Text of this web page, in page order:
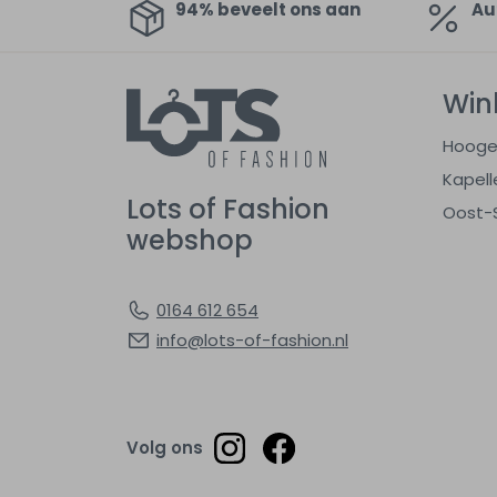
94% beveelt ons aan
Lots of Fashion
webshop
0164 612 654
info@lots-of-fashion.nl
Oost-
Volg ons